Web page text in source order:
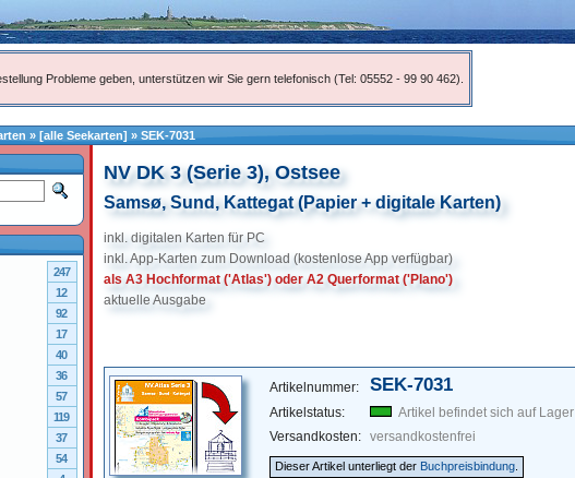
Probleme geben, unterstützen wir Sie gern telefonisch (Tel: 05552 - 99 90 462).
» [alle Seekarten] » SEK-7031
NV DK 3 (Serie 3), Ostsee
Samsø, Sund, Kattegat (Papier + digitale Karten)
inkl. digitalen Karten für PC
inkl. App-Karten zum Download (kostenlose App verfügbar)
als A3 Hochformat ('Atlas') oder A2 Querformat ('Plano')
aktuelle Ausgabe
Artikelnummer: SEK-7031
Artikelstatus:
Artikel befindet sich auf Lager
Versandkosten: versandkostenfrei
Dieser Artikel unterliegt der Buchpreisbindung
247
12
92
17
40
36
57
119
37
54